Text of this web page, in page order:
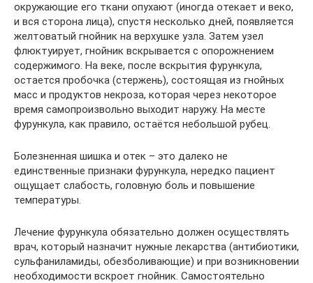
окружающие его ткани опухают (иногда отекает и веко,
и вся сторона лица), спустя несколько дней, появляется
желтоватый гнойник на верхушке узла. Затем узел
флюктуирует, гнойник вскрывается с опорожнением
содержимого. На веке, после вскрытия фурункула,
остается пробочка (стержень), состоящая из гнойных
масс и продуктов некроза, которая через некоторое
время самопроизвольно выходит наружу. На месте
фурункула, как правило, остаётся небольшой рубец.
Болезненная шишка и отек – это далеко не
единственные признаки фурункула, нередко пациент
ощущает слабость, головную боль и повышение
температуры.
Лечение фурункула обязательно должен осуществлять
врач, который назначит нужные лекарства (антибиотики,
сульфаниламиды, обезболивающие) и при возникновении
необходимости вскроет гнойник. Самостоятельно